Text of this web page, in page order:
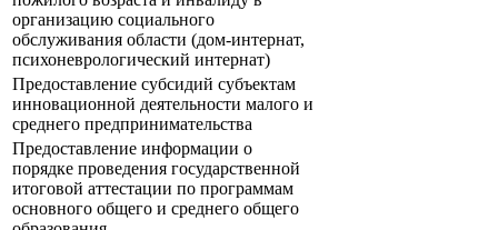
организацию социального
обслуживания области (дом-интернат,
психоневрологический интернат)
Предоставление субсидий субъектам
инновационной деятельности малого и
среднего предпринимательства
Предоставление информации о
порядке проведения государственной
итоговой аттестации по программам
основного общего и среднего общего